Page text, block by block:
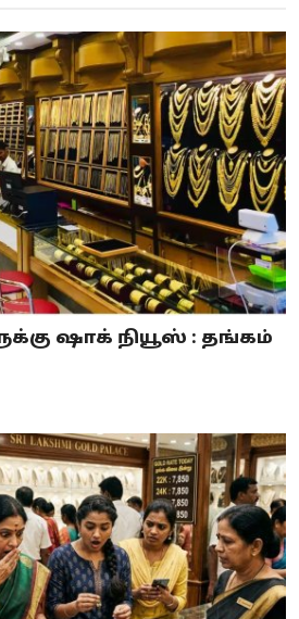
ஷாக் நியூஸ் : தங்கம்